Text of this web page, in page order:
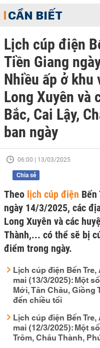
CẦN BIẾT
Lịch cúp điện
Tiền Giang
Nhiều ấp ở khu
Long Xuyên và
Bắc, Cai Lậy,
ban ngày
06:00 | 13/03/2025
Chia sẻ
Theo lịch cúp điện Bến
ngày 14/3/2025, các
Long Xuyên và các
Thành,... có thể sẽ bị
điểm trong ngày.
Lịch cúp điện Bến
mai (13/3/2025): Một
Mới, Tân Châu, Giồng
đến chiều tối
Lịch cúp điện Bến
mai (12/3/2025): Một
Trôm, Châu Thành,